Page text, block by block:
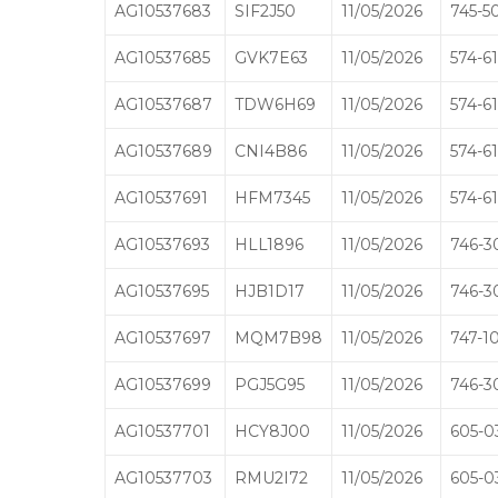
AG10537683 SIF2J50 11/05/2026 745-
AG10537685 GVK7E63 11/05/2026 574-61
AG10537687 TDW6H69 11/05/2026 574-61
AG10537689 CNI4B86 11/05/2026 574-61
AG10537691 HFM7345 11/05/2026 574-61
AG10537693 HLL1896 11/05/2026 746-
AG10537695 HJB1D17 11/05/2026 746-
AG10537697 MQM7B98 11/05/2026 747-
AG10537699 PGJ5G95 11/05/2026 746-
AG10537701 HCY8J00 11/05/2026 605-
AG10537703 RMU2I72 11/05/2026 605-